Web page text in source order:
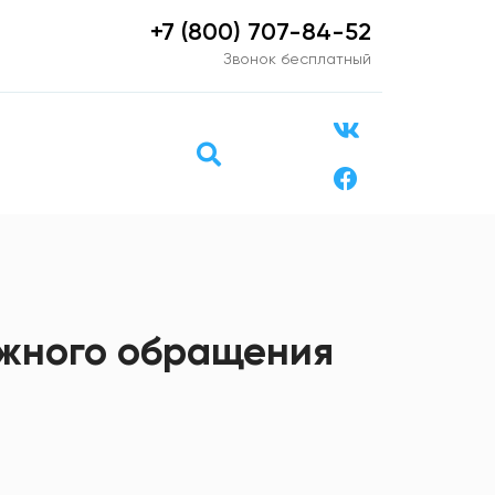
+7 (800) 707-84-52
Звонок бесплатный
обращения